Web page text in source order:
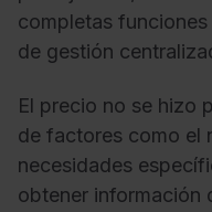
completas
de gestión
El precio no se hizo
de factores como el
necesidades
obtener información